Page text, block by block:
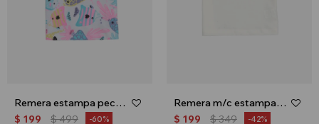
Remera estampa peces - Blanco
$ 199 $499 60
Remera m/c estampa floral - Crudo
$ 199 $349 42